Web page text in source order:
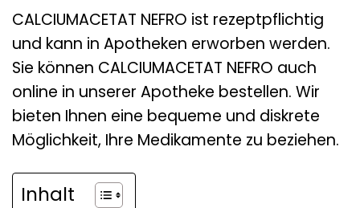
CALCIUMACETAT NEFRO ist rezeptpflichtig
und kann in Apotheken erworben werden.
Sie können CALCIUMACETAT NEFRO auch
online in unserer Apotheke bestellen. Wir
bieten Ihnen eine bequeme und diskrete
Möglichkeit, Ihre Medikamente zu beziehen.
Inhalt